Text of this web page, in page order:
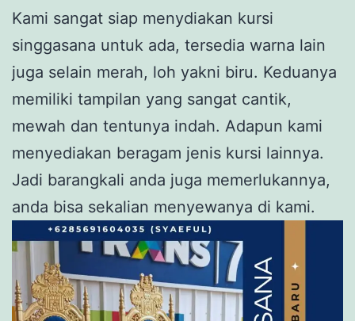
Kami sangat siap menydiakan kursi
singgasana untuk ada, tersedia warna lain
juga selain merah, loh yakni biru. Keduanya
memiliki tampilan yang sangat cantik,
mewah dan tentunya indah. Adapun kami
menyediakan beragam jenis kursi lainnya.
Jadi barangkali anda juga memerlukannya,
anda bisa sekalian menyewanya di kami.